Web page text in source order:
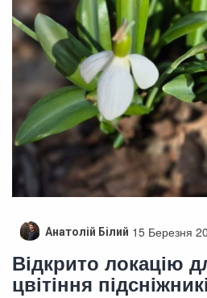
Анатолій Білий 15 Березня
Відкрито локацію
цвітіння